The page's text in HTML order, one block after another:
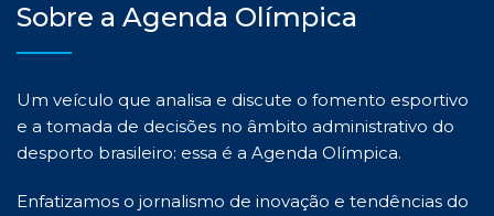
Sobre a Agenda Olímpica
Um veículo que analisa e discute o fomento esportivo
e a tomada de decisões no âmbito administrativo do
desporto brasileiro: essa é a Agenda Olímpica.
Enfatizamos o jornalismo de inovação e tendências do